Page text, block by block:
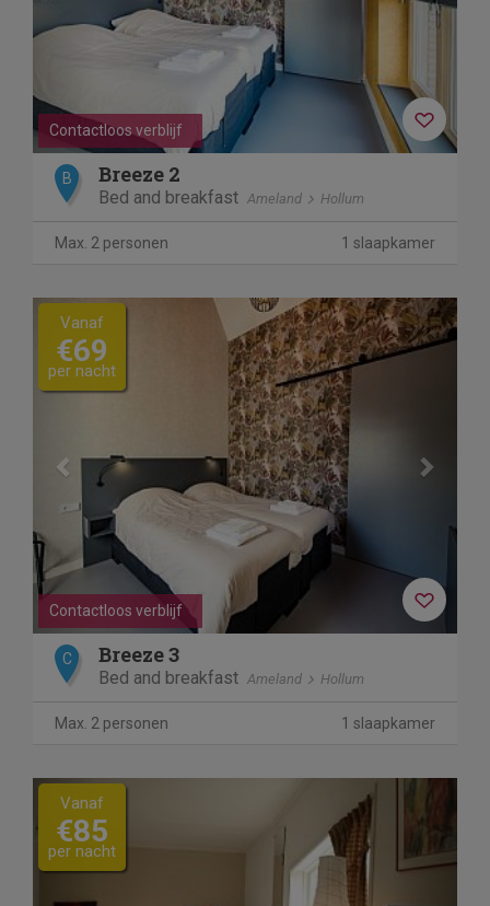
Contactloos verblijf
B Breeze 2
Bed and breakfast Ameland Hollum
Max. 2 personen 1 slaapkamer
Previous Next
Contactloos verblijf
Vanaf
€69
per nacht
C Breeze 3
Bed and breakfast Ameland Hollum
Max. 2 personen 1 slaapkamer
Previous Next
Vanaf
€85
per nacht